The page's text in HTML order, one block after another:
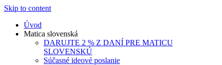
Skip to content
Úvod
Matica slovenská
DARUJTE 2 % Z DANÍ PRE MATICU
SLOVENSKÚ
Súčasné ideové poslanie